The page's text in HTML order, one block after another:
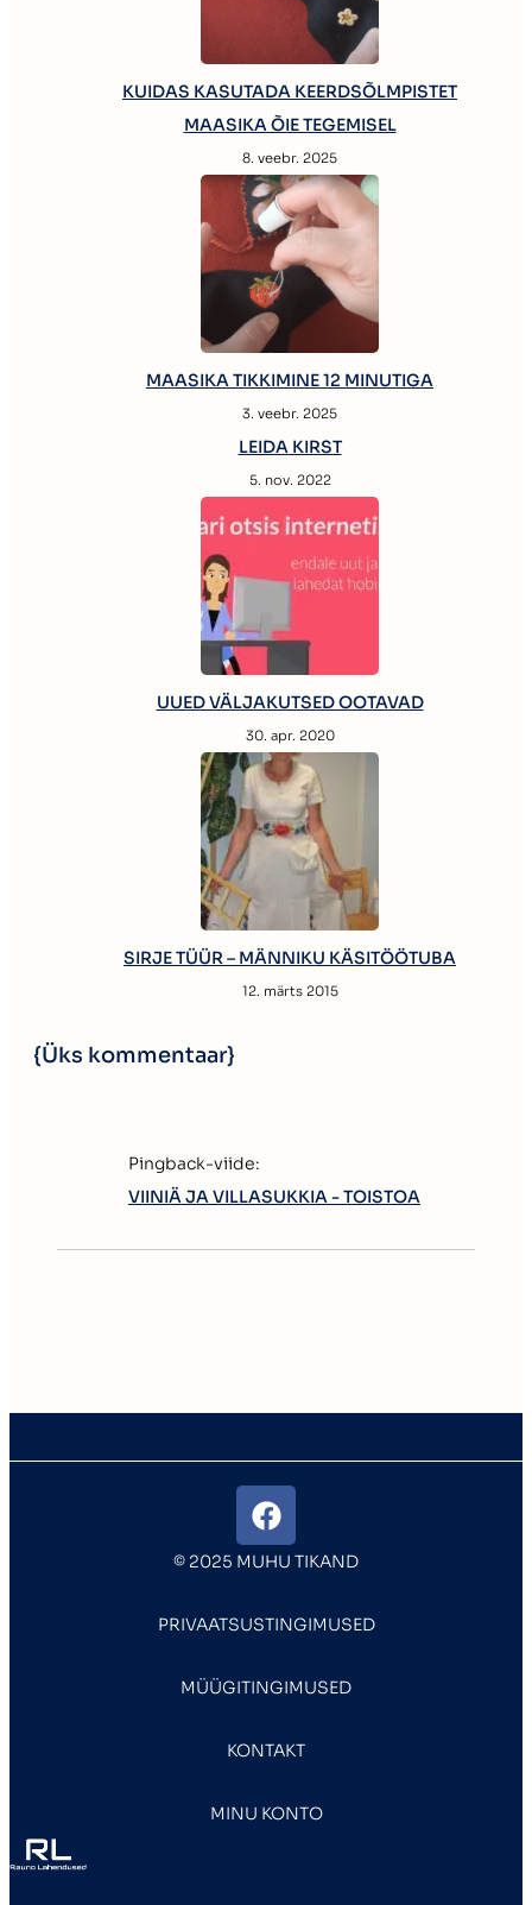
KUIDAS KASUTADA KEERDSÕLMPISTET
MAASIKA ÕIE TEGEMISEL
8. veebr. 2025
MAASIKA TIKKIMINE 12 MINUTIGA
3. veebr. 2025
LEIDA KIRST
5. nov. 2022
UUED VÄLJAKUTSED OOTAVAD
30. apr. 2020
SIRJE TÜÜR – MÄNNIKU KÄSITÖÖTUBA
12. märts 2015
{Üks kommentaar}
Pingback-viide:
VIINIÄ JA VILLASUKKIA - TOISTOA
© 2025 MUHU TIKAND
PRIVAATSUSTINGIMUSED
MÜÜGITINGIMUSED
KONTAKT
MINU KONTO